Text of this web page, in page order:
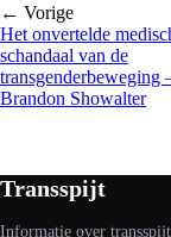
← Vorige
Het onvertelde
schandaal van de
Brandon Showalter
Transspijt
Informatie over